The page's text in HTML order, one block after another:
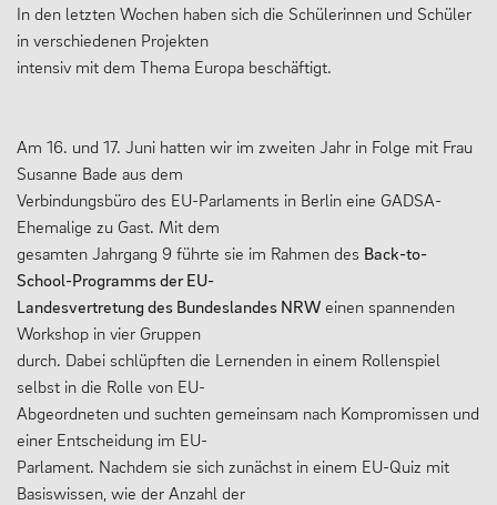
Geschäftsverteilungsplan
Kollegium
Praktikum
Erziehungsberechtigte & Förderverein
Ehemalige
Schulsozialarbeit
LEBEN
13plus Nachmittagsangebot
Austausche und Fahrten
In den letzten Wochen haben sich die Schülerinnen und Schüler
in verschiedenen Projekten
intensiv mit dem Thema Europa beschäftigt.
Am 16. und 17. Juni hatten wir im zweiten Jahr in Folge mit Frau
Susanne Bade aus dem
Verbindungsbüro des EU-Parlaments in Berlin eine GADSA-
Ehemalige zu Gast. Mit dem
gesamten Jahrgang 9 führte sie im Rahmen des Back-to-
School-Programms der EU-
Landesvertretung des Bundeslandes NRW einen spannenden
Workshop in vier Gruppen
durch. Dabei schlüpften die Lernenden in einem Rollenspiel
selbst in die Rolle von EU-
Abgeordneten und suchten gemeinsam nach Kompromissen und
einer Entscheidung im EU-
Parlament. Nachdem sie sich zunächst in einem EU-Quiz mit
Basiswissen, wie der Anzahl der